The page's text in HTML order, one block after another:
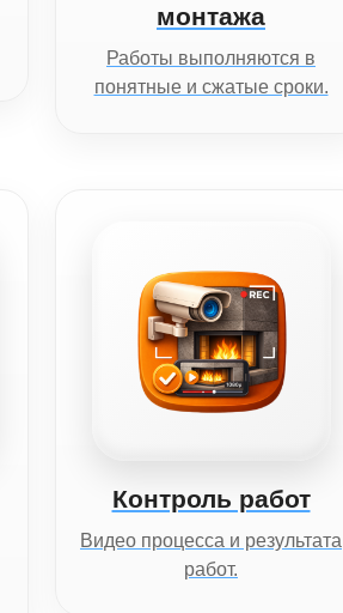
монтажа
Работы выполняются в
понятные и сжатые сроки.
Контроль работ
Видео процесса и результата
работ.